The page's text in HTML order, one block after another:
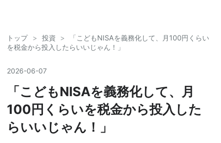
トップ > 投資 >
「こどもNISAを義務化して、月100円くらい
を税金から投入したらいいじゃん！」
2026-06-07
「こどもNISAを義務化して、月
100円くらいを税金から投入した
らいいじゃん！」